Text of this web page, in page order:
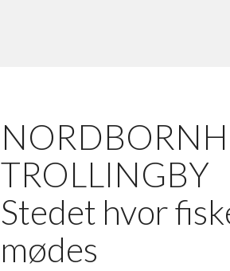
TROLLINGBY
Stedet hvor
mødes